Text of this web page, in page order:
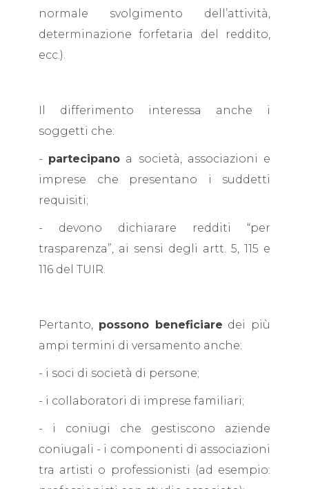
normale svolgimento dell’attività,
determinazione forfetaria del reddito,
ecc.).
Il differimento interessa anche i
soggetti che:
- partecipano a società, associazioni e
imprese che presentano i suddetti
requisiti;
- devono dichiarare redditi “per
trasparenza”, ai sensi degli artt. 5, 115 e
116 del TUIR.
Pertanto, possono beneficiare dei più
ampi termini di versamento anche:
- i soci di società di persone;
- i collaboratori di imprese familiari;
- i coniugi che gestiscono aziende
coniugali - i componenti di associazioni
tra artisti o professionisti (ad esempio: